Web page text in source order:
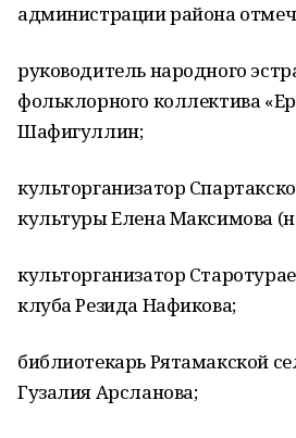
администрации района
руководитель народного
фольклорного коллектива
Шафигуллин;
культорганизатор
культуры Елена Максимова
культорганизатор
клуба Резида Нафикова;
библиотекарь Рятамакской
Гузалия Арсланова;